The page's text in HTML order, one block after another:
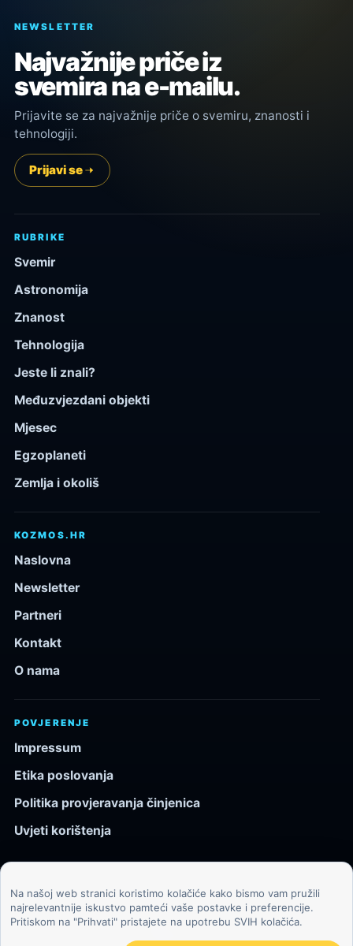
NEWSLETTER
Najvažnije priče iz
svemira na e-mailu.
Prijavite se za najvažnije priče o svemiru, znanosti i
tehnologiji.
Prijavi se
RUBRIKE
Svemir
Astronomija
Znanost
Tehnologija
Jeste li znali?
Međuzvjezdani objekti
Mjesec
Egzoplaneti
Zemlja i okoliš
KOZMOS.HR
Naslovna
Newsletter
Partneri
Kontakt
O nama
POVJERENJE
Impressum
Etika poslovanja
Politika provjeravanja činjenica
Uvjeti korištenja
© 2026 Kozmos.hr. Sva prava pridržana.
Svemir, znanost, tehnologija i velike ideje za znatiželjne
čitatelje.
Na našoj web stranici koristimo kolačiće kako bismo vam pružili
najrelevantnije iskustvo pamteći vaše postavke i preferencije.
Pritiskom na "Prihvati" pristajete na upotrebu SVIH kolačića.